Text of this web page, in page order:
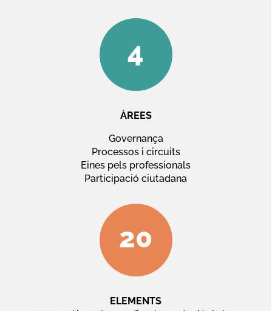
4
ÀREES
Governança
Processos i circuits
Eines pels professionals
Participació ciutadana
20
ELEMENTS